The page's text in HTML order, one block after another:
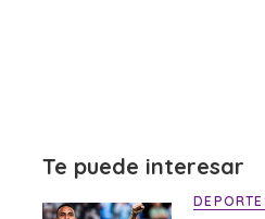
Te puede interesar